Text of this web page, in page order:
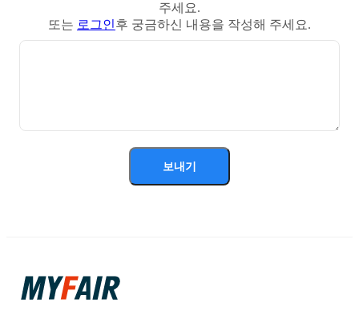
주세요.
또는 로그인후 궁금하신 내용을 작성해 주세요.
보내기